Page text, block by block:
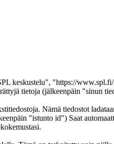
keskustelu", "https://
tietoja (jälkeenpäin "sinun
Nämä tiedostot
"istunto id") Saat